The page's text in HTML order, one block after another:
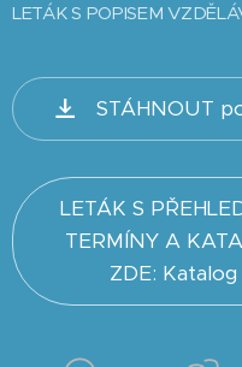
LETÁK S POPISEM
STÁHNOUT
LETÁK S
TERMÍNY A
ZDE: